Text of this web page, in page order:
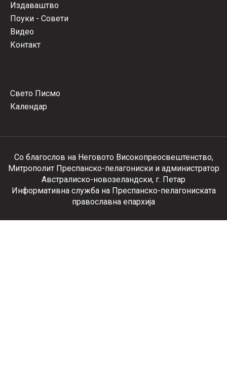
Издаваштво
Поуки - Совети
Видео
Контакт
Свето Писмо
Календар
Со благослов на Неговото Високопреосвештенство,
Митрополит Преспанско-пелагониски и администратор
Австралиско-новозеландски, г. Петар
Информативна служба на Преспанско-пелагониската
православна епархија